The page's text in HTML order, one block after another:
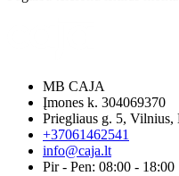
MB CAJA
Įmones k. 304069370
Priegliaus g. 5, Vilnius,
+37061462541
info@caja.lt
Pir - Pen: 08:00 - 18:00